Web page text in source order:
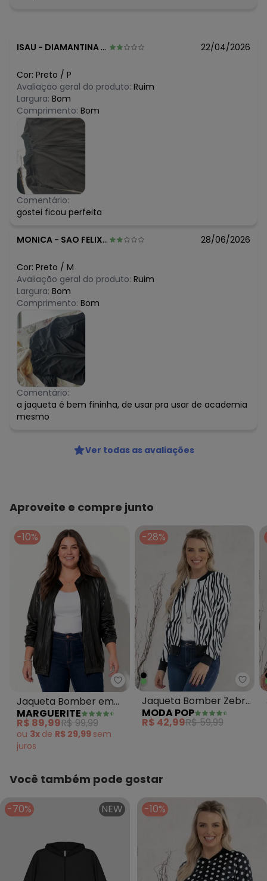
ISAU - DIAMANTINA - MG 22/04/2026
Cor: Preto / P
Avaliação geral do produto: Ruim
Largura: Bom
Comprimento: Bom
Comentário:
gostei ficou perfeita
MONICA - SAO FELIX DO CORIBE - BA 28/06/2026
Cor: Preto / M
Avaliação geral do produto: Ruim
Largura: Bom
Comprimento: Bom
Comentário:
a jaqueta é bem fininha, de usar pra usar de academia
mesmo
Ver todas as avaliações
Aproveite e compre junto
-10%
Marguerite - Jaqueta Bomber
Jaqueta Bomber em
Cirrê Preta Plus Size
MARGUERITE
R$ 89,99R$ 99,99
ou 3x de R$ 29,99 sem
juros
-28%
Jaqueta Bomber Zebra
Preta com Zíper
MODA POP
R$ 42,99R$ 59,99
Você também pode gostar
-70% NEW -10%